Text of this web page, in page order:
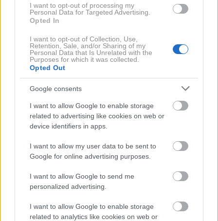
I want to opt-out of processing my
Personal Data for Targeted Advertising.
Opted In
I want to opt-out of Collection, Use,
Retention, Sale, and/or Sharing of my
Personal Data that Is Unrelated with the
Purposes for which it was collected.
Opted Out
Google consents
I want to allow Google to enable storage
related to advertising like cookies on web or
device identifiers in apps.
I want to allow my user data to be sent to
Google for online advertising purposes.
I want to allow Google to send me
personalized advertising.
I want to allow Google to enable storage
related to analytics like cookies on web or
turističnih objav na TikToku – uporabniki so nedavno
množično snemali videe s telefoni, naslonjenimi na
tekoče stopnice podzemne železnice, pri čemer se
je Sagrada Familia pojavljala v ozadju. Posnetki so
sicer postali viralni, a tudi povzročili popolno zmedo
na izhodih s postaj, trend je bil zato kmalu
prepovedan.
Projekt bo pomagal urediti prostor, kjer je bilo do zdaj
vsakdanje življenje soseske," so sporočili iz mestnega
sveta. Gradnja naj bi stekla po koncu poletja,
zaključek pa je predviden do aprila 2026 – ravno ob
stoletnici Gaudíjeve smrti.
Projekt je vreden2,7 milijona evrovin predstavlja